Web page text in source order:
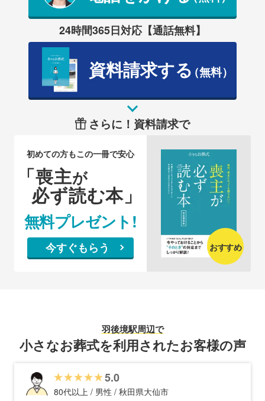
24時間365日対応【通話無料】
資料請求する（無料）
さらに！資料請求で
初めての方もこの一冊で安心
「喪主が
必ず読む本」
無料プレゼント!
今すぐもらう おすすめ
羽後境駅周辺で
小さなお葬式を利用されたお客様の声
5.0
80代以上 / 男性 / 秋田県大仙市